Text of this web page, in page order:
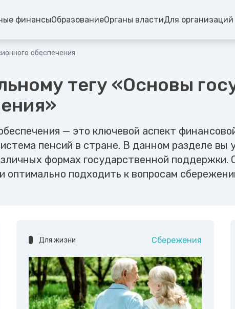
финансыОбразованиеОрганы властиДля организаций
обеспечения
тегу «Основы
— это ключевой аспект
пенсий в стране. В данном разделе вы
формах государственной
оптимально подходить к вопросам
Для жизни Сбережения